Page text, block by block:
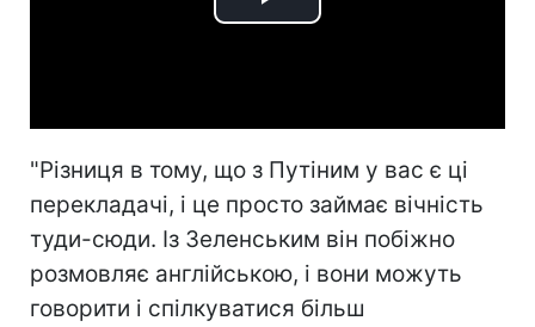
Play
"Різниця в тому, що з Путіним у вас є ці
перекладачі, і це просто займає вічність
туди-сюди. Із Зеленським він побіжно
розмовляє англійською, і вони можуть
говорити і спілкуватися більш